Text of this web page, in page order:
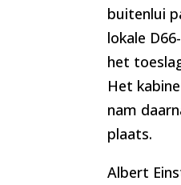
buitenlui
lokale
het
Het
nam
plaats.
Albert